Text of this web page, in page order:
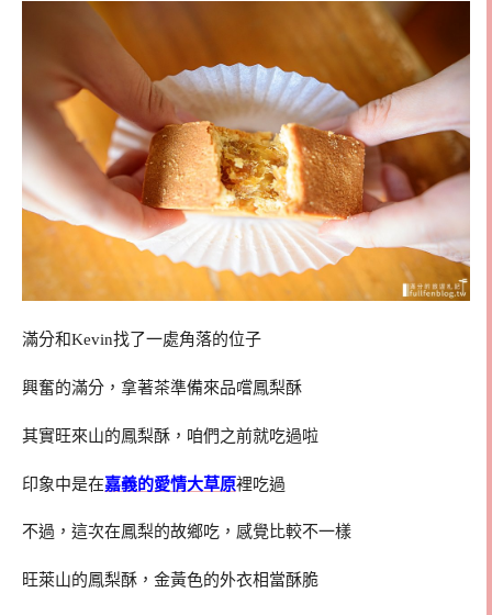
滿分和Kevin找了一處角落的位子
興奮的滿分，拿著茶準備來品嚐鳳梨酥
其實旺來山的鳳梨酥，咱們之前就吃過啦
印象中是在嘉義的愛情大草原裡吃過
不過，這次在鳳梨的故鄉吃，感覺比較不一樣
旺萊山的鳳梨酥，金黃色的外衣相當酥脆